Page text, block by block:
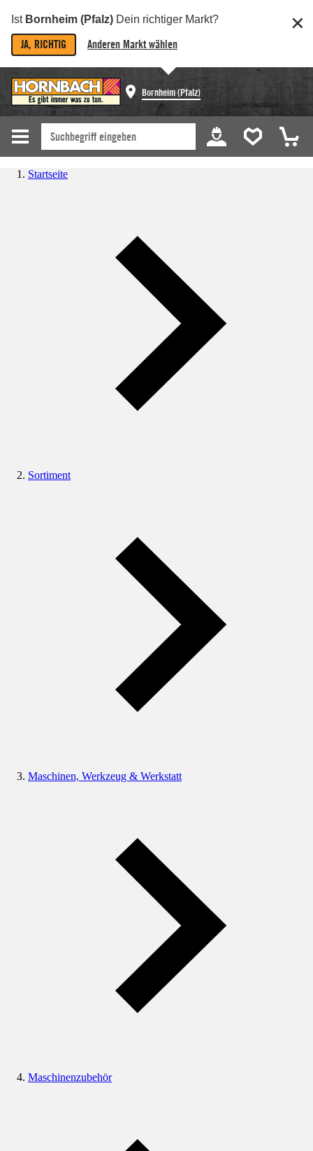
Ist Bornheim (Pfalz) Dein richtiger Markt?
JA, RICHTIG Anderen Markt wählen
Bornheim (Pfalz)
Startseite
Sortiment
Maschinen, Werkzeug & Werkstatt
Maschinenzubehör